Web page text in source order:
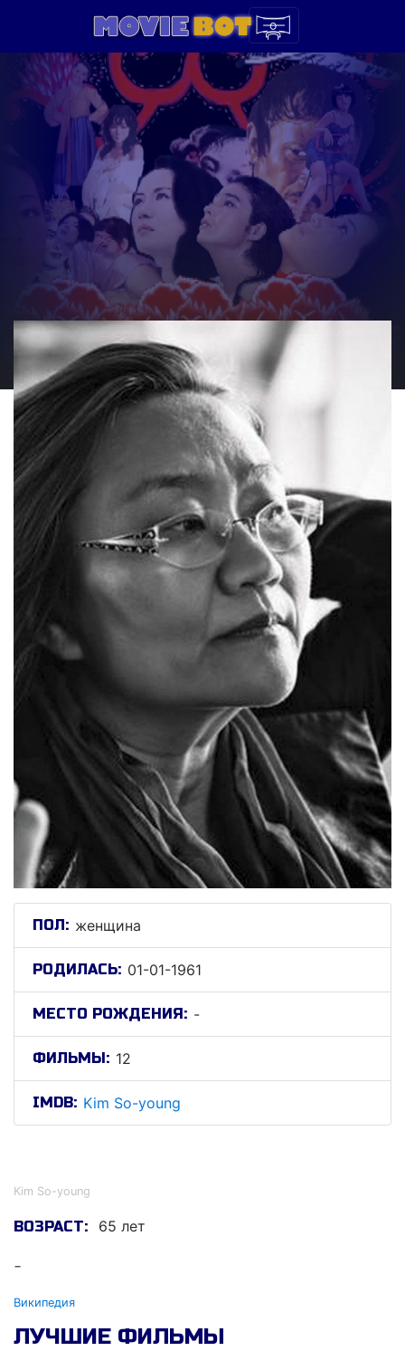
ПОЛ: женщина
РОДИЛАСЬ: 01-01-1961
МЕСТО РОЖДЕНИЯ: -
ФИЛЬМЫ: 12
IMDB: Kim So-young
Kim So-young
ВОЗРАСТ: 65 лет
-
Википедия
ЛУЧШИЕ ФИЛЬМЫ